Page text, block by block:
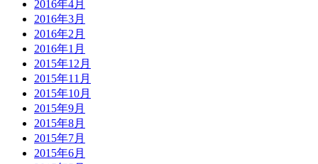
2016年4月
2016年3月
2016年2月
2016年1月
2015年12月
2015年11月
2015年10月
2015年9月
2015年8月
2015年7月
2015年6月